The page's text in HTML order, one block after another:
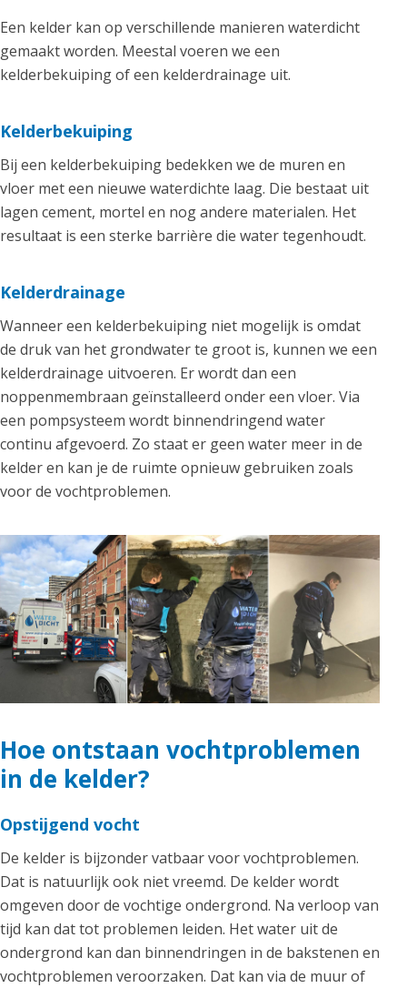
Een kelder kan op verschillende manieren waterdicht
gemaakt worden. Meestal voeren we een
kelderbekuiping of een kelderdrainage uit.
Kelderbekuiping
Bij een kelderbekuiping bedekken we de muren en
vloer met een nieuwe waterdichte laag. Die bestaat uit
lagen cement, mortel en nog andere materialen. Het
resultaat is een sterke barrière die water tegenhoudt.
Kelderdrainage
Wanneer een kelderbekuiping niet mogelijk is omdat
de druk van het grondwater te groot is, kunnen we een
kelderdrainage uitvoeren. Er wordt dan een
noppenmembraan geïnstalleerd onder een vloer. Via
een pompsysteem wordt binnendringend water
continu afgevoerd. Zo staat er geen water meer in de
kelder en kan je de ruimte opnieuw gebruiken zoals
voor de vochtproblemen.
Hoe ontstaan vochtproblemen
in de kelder?
Opstijgend vocht
De kelder is bijzonder vatbaar voor vochtproblemen.
Dat is natuurlijk ook niet vreemd. De kelder wordt
omgeven door de vochtige ondergrond. Na verloop van
tijd kan dat tot problemen leiden. Het water uit de
ondergrond kan dan binnendringen in de bakstenen en
vochtproblemen veroorzaken. Dat kan via de muur of